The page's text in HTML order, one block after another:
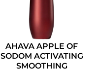
AHAVA APPLE OF
SODOM ACTIVATING
SMOOTHING